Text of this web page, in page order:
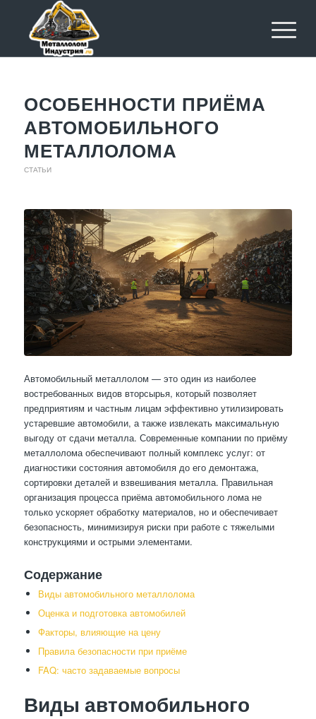
ОСОБЕННОСТИ ПРИЁМА
АВТОМОБИЛЬНОГО
МЕТАЛЛОЛОМА
СТАТЬИ
Автомобильный металлолом — это один из наиболее
востребованных видов вторсырья, который позволяет
предприятиям и частным лицам эффективно утилизировать
устаревшие автомобили, а также извлекать максимальную
выгоду от сдачи металла. Современные компании по приёму
металлолома обеспечивают полный комплекс услуг: от
диагностики состояния автомобиля до его демонтажа,
сортировки деталей и взвешивания металла. Правильная
организация процесса приёма автомобильного лома не
только ускоряет обработку материалов, но и обеспечивает
безопасность, минимизируя риски при работе с тяжелыми
конструкциями и острыми элементами.
Содержание
Виды автомобильного металлолома
Оценка и подготовка автомобилей
Факторы, влияющие на цену
Правила безопасности при приёме
FAQ: часто задаваемые вопросы
Виды автомобильного